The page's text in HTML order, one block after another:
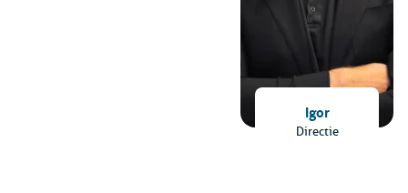
Igor
Directie